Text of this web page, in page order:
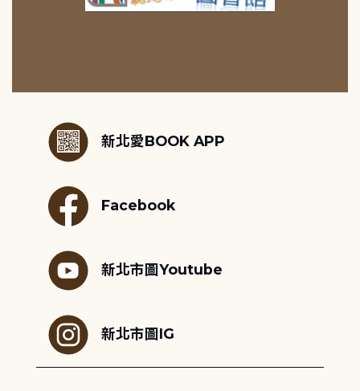
新北愛BOOK APP
Facebook
新北市圖Youtube
新北市圖IG